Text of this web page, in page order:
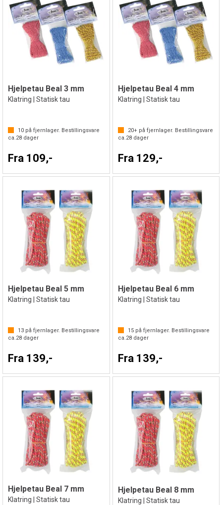
Hjelpetau Beal 3 mm
Klatring | Statisk tau
10 på fjernlager. Bestillingsvare
ca.28 dager
Fra 109,-
Hjelpetau Beal 4 mm
Klatring | Statisk tau
20+på fjernlager. Bestillingsvare
ca.28dager
Fra 129,-
Hjelpetau Beal 5 mm
Klatring | Statisk tau
13 på fjernlager. Bestillingsvare
ca.28 dager
Fra 139,-
Hjelpetau Beal 6 mm
Klatring | Statisk tau
15på fjernlager. Bestillingsvare
ca.28dager
Fra 139,-
Hjelpetau Beal 7 mm
Klatring | Statisk tau
Hjelpetau Beal 8 mm
Klatring | Statisk tau